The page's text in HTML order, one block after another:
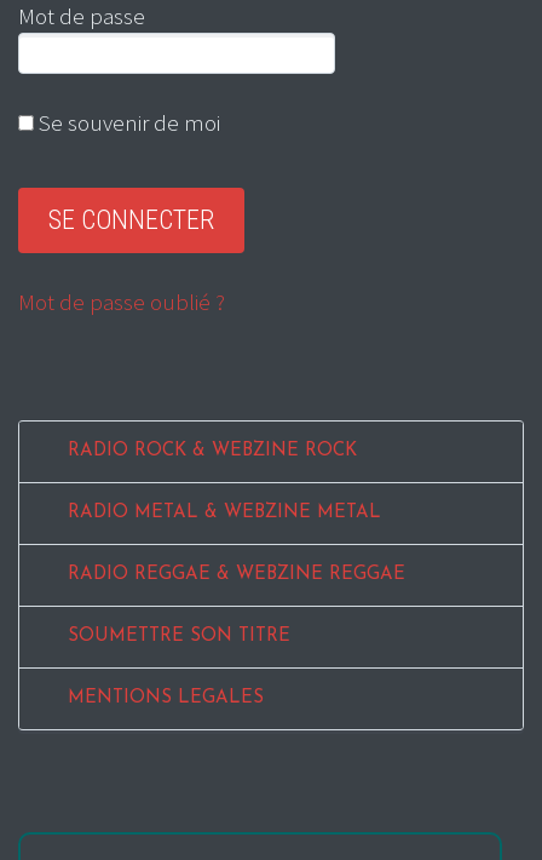
Mot de passe
Se souvenir de moi
Mot de passe oublié ?
RADIO ROCK & WEBZINE ROCK
RADIO METAL & WEBZINE METAL
RADIO REGGAE & WEBZINE REGGAE
SOUMETTRE SON TITRE
MENTIONS LEGALES